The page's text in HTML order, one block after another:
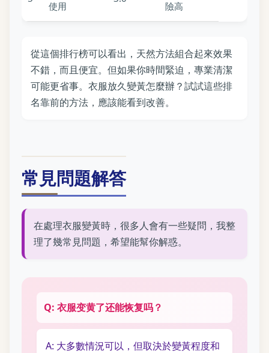
使用 險高
從這個排行榜可以看出，天然方法組合起來效果
不錯，而且便宜。但如果你時間緊迫，專業清潔
可能更省事。衣服放久變黃怎麼辦？試試這些排
名靠前的方法，應該能看到改善。
常見問題解答
在處理衣服變黃時，很多人會有一些疑問，我整
理了幾常見問題，希望能幫你解惑。
Q: 衣服变黄了还能恢复吗？
A: 大多數情況可以，但取決於變黃程度和